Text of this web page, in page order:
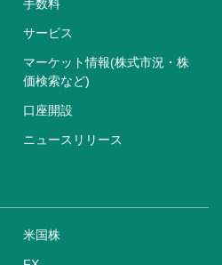
手数料
サービス
マーケット情報(株式市況・株
価検索など)
口座開設
ニュースリリース
米国株